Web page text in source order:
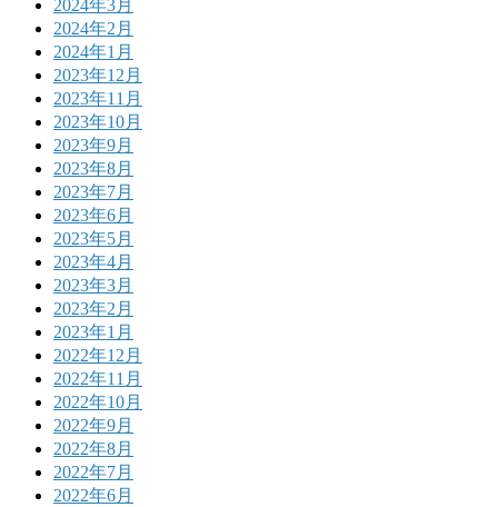
2024年3月
2024年2月
2024年1月
2023年12月
2023年11月
2023年10月
2023年9月
2023年8月
2023年7月
2023年6月
2023年5月
2023年4月
2023年3月
2023年2月
2023年1月
2022年12月
2022年11月
2022年10月
2022年9月
2022年8月
2022年7月
2022年6月